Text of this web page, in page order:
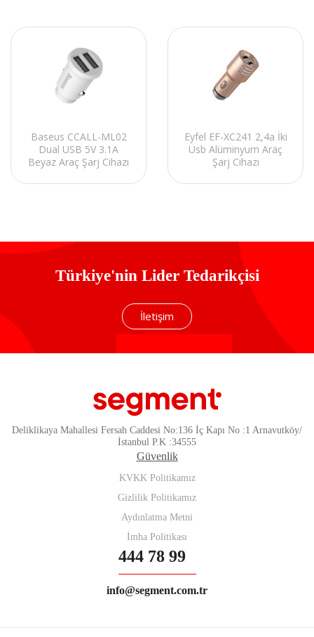
Baseus CCALL-ML02
Dual USB 5V 3.1A
Beyaz Araç Şarj Cihazı
Eyfel EF-XC241 2,4a İki
Usb Alüminyum Araç
Şarj Cihazı
Türkiye'nin Lider Tedarikçisi
İletişim
Deliklikaya Mahallesi Fersah Caddesi No:136 İç Kapı No :1 Arnavutköy/
İstanbul P.K :34555
Güvenlik
KVKK Politikamız
Gizlilik Politikamız
Aydınlatma Metni
İmha Politikası
444 78 99
info@segment.com.tr